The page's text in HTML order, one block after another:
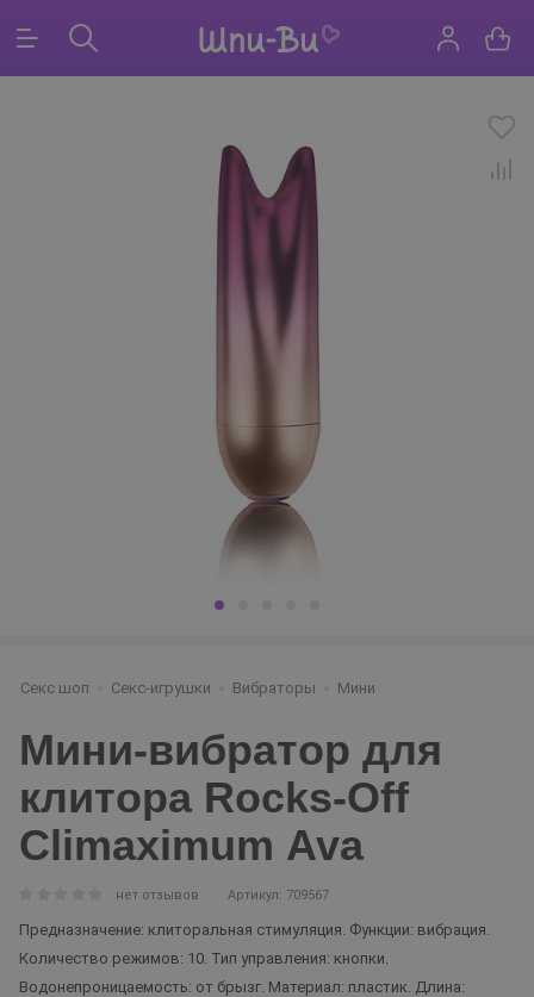
Секс шоп Секс-игрушки Вибраторы Мини
Мини-вибратор для
клитора Rocks-Off
Climaximum Ava
нет отзывов Артикул: 709567
Предназначение: клиторальная стимуляция. Функции: вибрация.
Количество режимов: 10. Тип управления: кнопки.
Водонепроницаемость: от брызг. Материал: пластик. Длина: